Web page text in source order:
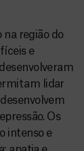
na região do
e
lidar
Os
intenso e